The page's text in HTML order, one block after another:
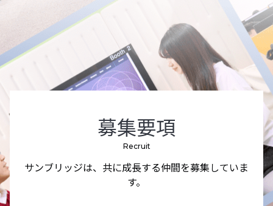
募集要項
Recruit
サンブリッジは、共に成長する仲間を募集していま
す。